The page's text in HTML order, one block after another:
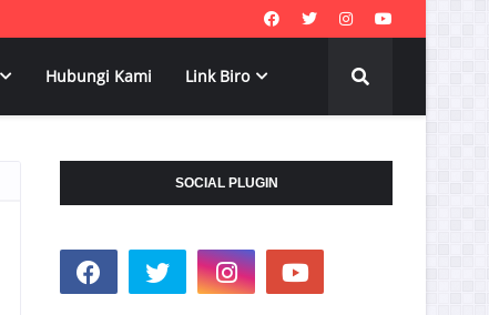
Hubungi Kami Link Biro
SOCIAL PLUGIN